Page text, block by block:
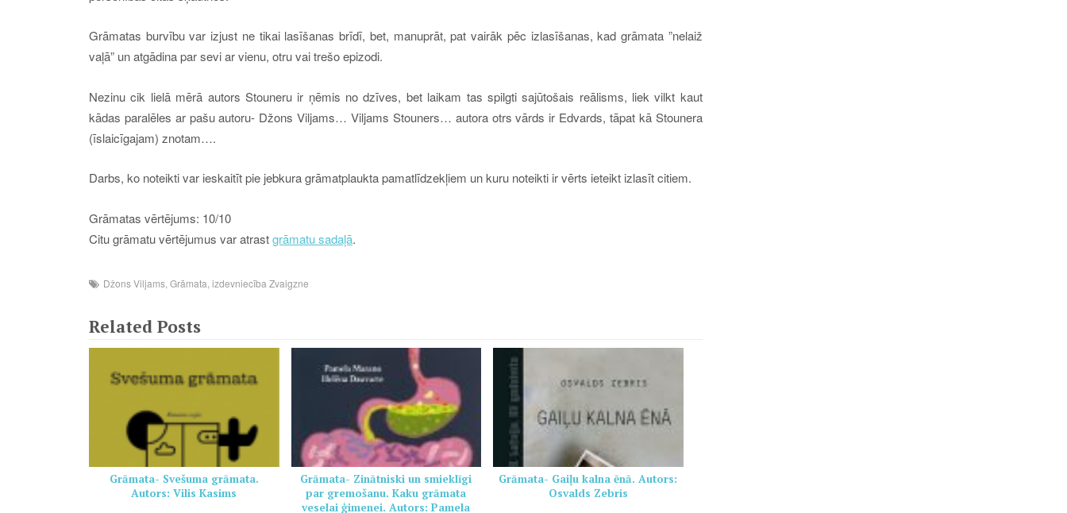
Grāmatas burvību var izjust ne tikai lasīšanas brīdī, bet, manuprāt, pat vairāk pēc izlasīšanas, kad grāmata ”nelaiž
vaļā” un atgādina par sevi ar vienu, otru vai trešo epizodi.
Nezinu cik lielā mērā autors Stouneru ir ņēmis no dzīves, bet laikam tas spilgti sajūtošais reālisms, liek vilkt kaut
kādas paralēles ar pašu autoru- Džons Viljams… Viljams Stouners… autora otrs vārds ir Edvards, tāpat kā Stounera
(īslaicīgajam) znotam….
Darbs, ko noteikti var ieskaitīt pie jebkura grāmatplaukta pamatlīdzekļiem un kuru noteikti ir vērts ieteikt izlasīt citiem.
Grāmatas vērtējums: 10/10
Citu grāmatu vērtējumus var atrastgrāmatu sadaļā.
Džons Viljams Grāmata izdevniecība Zvaigzne
Related Posts
Grāmata- Svešuma grāmata.
Autors: Vilis Kasims
Grāmata- Zinātniski un smieklīgi
par gremošanu. Kaku grāmata
veselai ģimenei. Autors: Pamela
Grāmata- Gaiļu kalna ēnā. Autors:
Osvalds Zebris